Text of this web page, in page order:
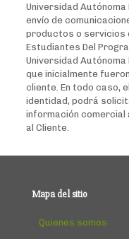
Universidad
envío de
productos o servicios
Estudiantes Del
Universidad
que inicialmente
cliente. En todo caso,
identidad, podrá
información comercial
al Cliente.
Mapa del sitio
Quienes somos